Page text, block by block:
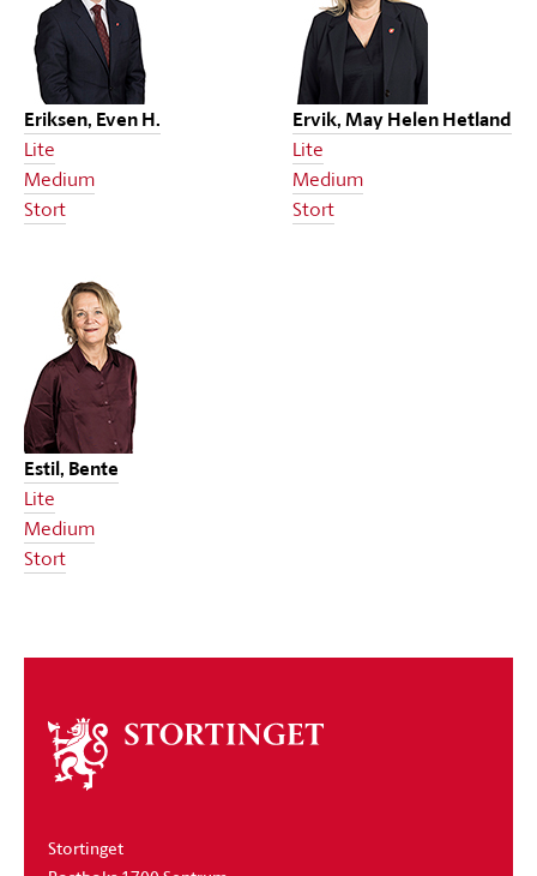
Eriksen, Even H.
Lite
Medium
Stort
Ervik, May Helen Hetland
Lite
Medium
Stort
Estil, Bente
Lite
Medium
Stort
Om
stortinget
Stortinget